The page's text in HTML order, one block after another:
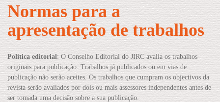
Normas para a
apresentação de trabalhos
Política editorial: O Conselho Editorial do JIRC avalia os trabalhos
originais para publicação. Trabalhos já publicados ou em vias de
publicação não serão aceites. Os trabalhos que cumpram os objectivos da
revista serão avaliados por dois ou mais assessores independentes antes de
ser tomada uma decisão sobre a sua publicação.